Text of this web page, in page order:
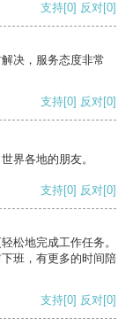
支持[0] 反对[0]
决，服务态度非常
支持[0] 反对[0]
界各地的朋友。
支持[0] 反对[0]
松地完成工作任务。
班，有更多的时间陪
支持[0] 反对[0]